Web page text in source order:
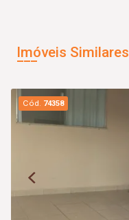
Imóveis Similares
Cód. 74358